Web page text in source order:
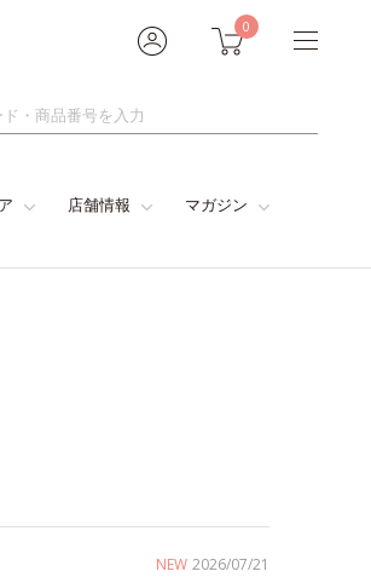
0
店舗情報 マガジン
NEW 2026/07/21